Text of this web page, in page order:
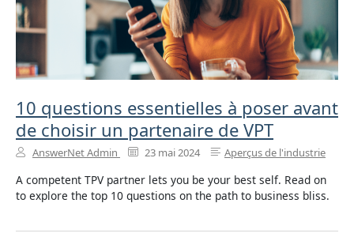
10 questions essentielles à poser avant
de choisir un partenaire de VPT
AnswerNet Admin 23 mai 2024 Aperçus de l'industrie
A competent TPV partner lets you be your best self. Read on
to explore the top 10 questions on the path to business bliss.